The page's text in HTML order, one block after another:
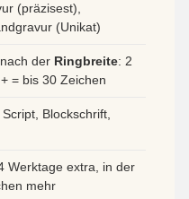
(präzisest),
(Unikat)
der Ringbreite: 2
= bis 30 Zeichen
Blockschrift,
Werktage extra, in der
mehr